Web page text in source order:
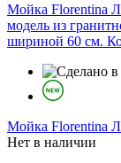
Мойка Florentina
модель из
шириной 60 см.
Мойка Florentina
Нет в наличии